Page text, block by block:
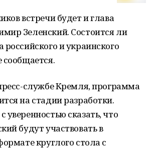
встречи будет и глава
Зеленский. Состоится ли
российского и украинского
сообщается.
службе Кремля, программа
на стадии разработки.
уверенностью сказать, что
будут участвовать в
круглого стола с